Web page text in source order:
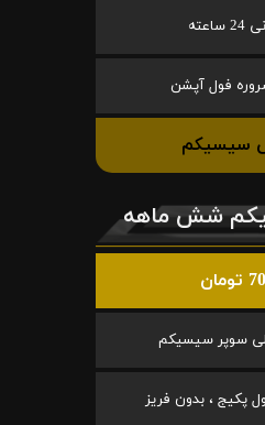
سیسیکم
شش ماهه
سوپر سیسیکم
پکیج ، بدون فریز